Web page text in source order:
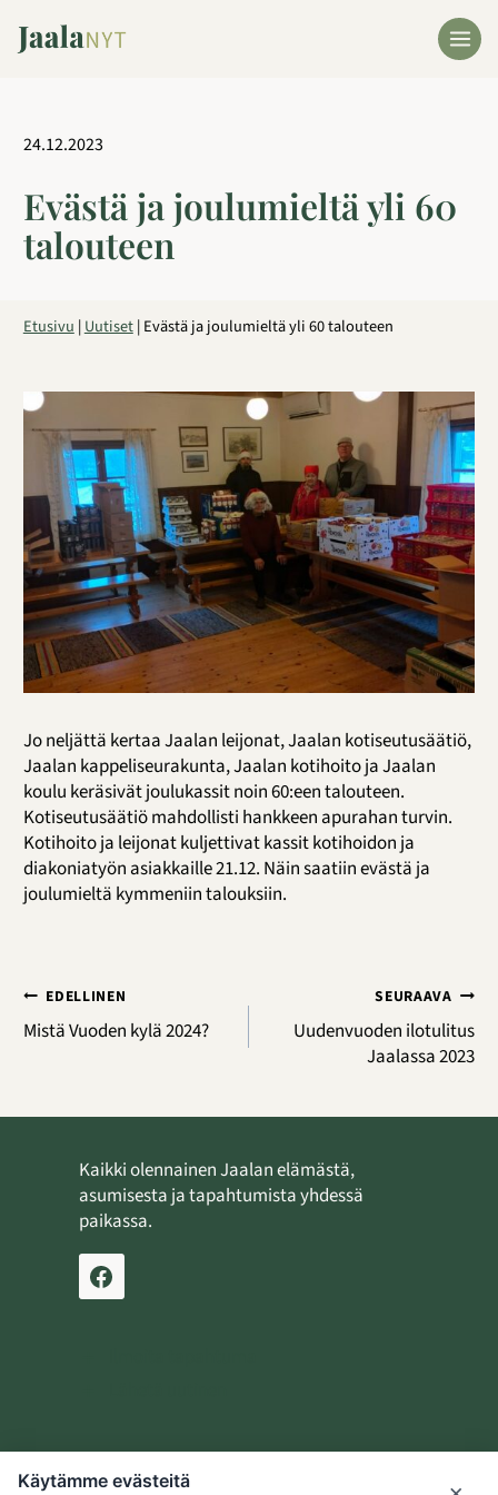
sisältöön
24.12.2023
Evästä ja joulumieltä yli 60
talouteen
Etusivu|Uutiset|Evästä ja joulumieltä yli 60 talouteen
Jo neljättä kertaa Jaalan leijonat, Jaalan kotiseutusäätiö,
Jaalan kappeliseurakunta, Jaalan kotihoito ja Jaalan
koulu keräsivät joulukassit noin 60:een talouteen.
Kotiseutusäätiö mahdollisti hankkeen apurahan turvin.
Kotihoito ja leijonat kuljettivat kassit kotihoidon ja
diakoniatyön asiakkaille 21.12. Näin saatiin evästä ja
joulumieltä kymmeniin talouksiin.
Artikkelien
selaus
EDELLINEN
Mistä Vuoden kylä 2024?
SEURAAVA
Uudenvuoden ilotulitus
Jaalassa 2023
Kaikki olennainen Jaalan elämästä,
asumisesta ja tapahtumista yhdessä
paikassa.
Jaalan kotiseutusäätiö
Käytämme evästeitä